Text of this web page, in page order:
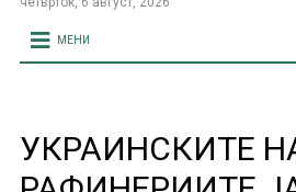
МЕНИ
УКРАИНСКИТЕ